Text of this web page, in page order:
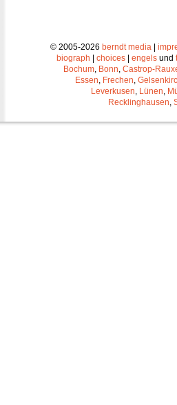
© 2005-2026 berndt media |
biograph | choices | engels und
Bochum Bonn Castrop-
Essen Frechen
Leverkusen Lünen
Recklinghausen